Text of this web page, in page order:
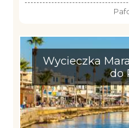
Wycieczka
do